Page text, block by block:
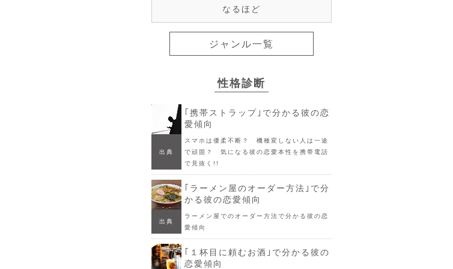
なるほど
ジャンル一覧
性格診断
｢携帯ストラップ｣で分かる彼の恋
愛傾向
出典
スマホは優柔不断？ 機種変しない人は一途
で頑固？ 気になる彼の恋愛本性を携帯電話
で見抜く!!
｢ラーメン屋のオーダー方法｣で分
かる彼の恋愛傾向
出典
ラーメン屋でのオーダー方法で分かる彼の恋
愛傾向
｢１杯目に頼むお酒｣で分かる彼の
恋愛傾向